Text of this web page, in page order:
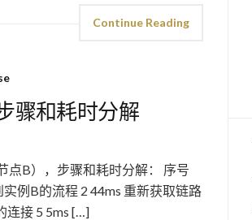
Continue Reading
骤和耗时分解
点B），步骤和耗时分解： 序号
例B的流程 2 44ms 重新获取链路
连接 5 5ms […]